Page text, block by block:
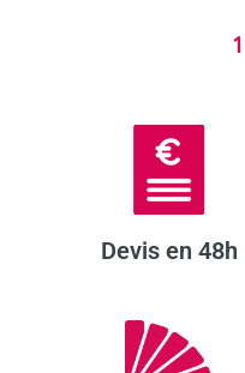
1
Devis en 48h​